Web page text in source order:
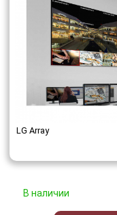
LG Array
В наличии